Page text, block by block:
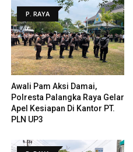
P. RAYA
Awali Pam Aksi Damai,
Polresta Palangka Raya Gelar
Apel Kesiapan Di Kantor PT.
PLN UP3